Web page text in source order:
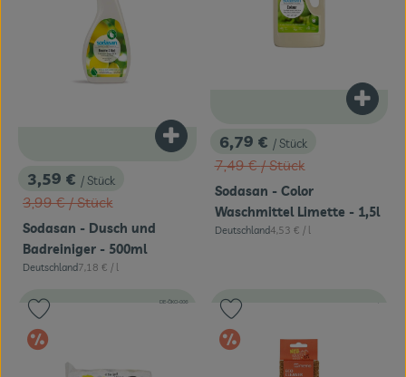
, Preis:
3,59 € / Stück
, Alter Preis:
3,99 €/ Stück
Sodasan - Dusch und
Badreiniger - 500ml
, Herkunft:
Deutschland, Referenzpreis:
7,18 € / l
Produkt zum Warenkorb hinzufügen
, Preis:
6,79 € / Stück
, Alter Preis:
7,49 €/ Stück
Sodasan - Color
Waschmittel Limette - 1,5l
, Herkunft:
Deutschland, Referenzpreis:
4,53 € / l
, Kontrollstelle:
DE-ÖKO-006 ,
Im Angebot